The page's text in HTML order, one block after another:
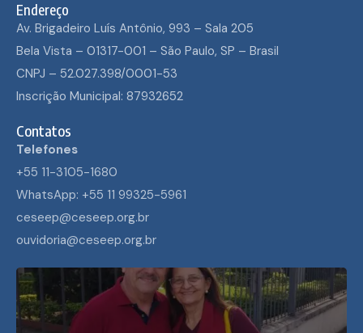
Endereço
Av. Brigadeiro Luís Antônio, 993 – Sala 205
Bela Vista – 01317-001 – São Paulo, SP – Brasil
CNPJ – 52.027.398/0001-53
Inscrição Municipal: 87932652
Contatos
Telefones
+55 11-3105-1680
WhatsApp: +55 11 99325-5961
ceseep@ceseep.org.br
ouvidoria@ceseep.org.br